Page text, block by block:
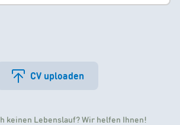
CV uploaden
keinen Lebenslauf? Wir helfen Ihnen!